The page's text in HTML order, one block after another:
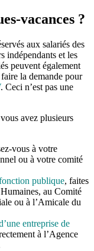
vacances ?
aux salariés des
indépendants et les
peuvent également
la demande pour
. Ceci n’est pas une
avez plusieurs
vous à votre
ou à votre comité
publique, faites
au Comité
ou à l’Amicale du
entreprise de
à l’Agence